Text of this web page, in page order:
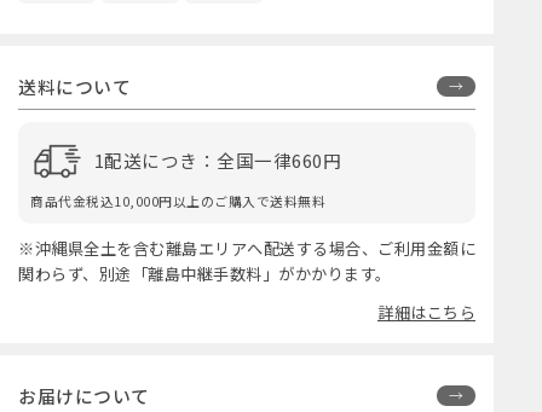
送料について
1配送につき：全国一律660円
商品代金税込10,000円以上のご購入で送料無料
※沖縄県全土を含む離島エリアへ配送する場合、ご利用金額に
関わらず、別途「離島中継手数料」がかかります。
詳細はこちら
お届けについて